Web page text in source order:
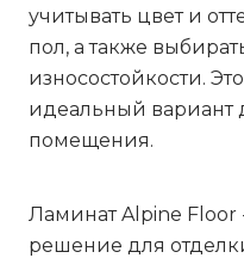
учитывать цвет и
пол, а также
износостойкости.
идеальный вариант
помещения.
Ламинат Alpine Floor
решение для